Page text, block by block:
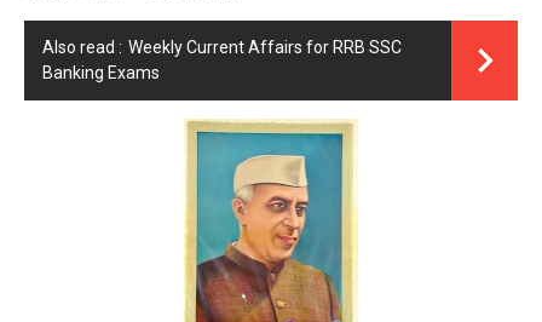
Also read : Weekly Current Affairs for RRB SSC
Banking Exams